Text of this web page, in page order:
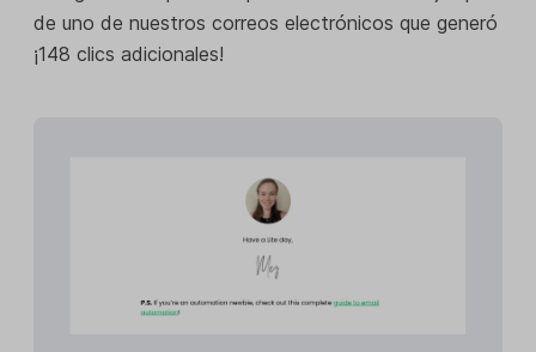
de uno de nuestros correos electrónicos que generó
¡148 clics adicionales!